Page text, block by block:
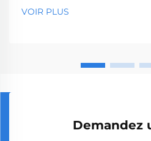
quincailleries aux sociétés de
VOIR PLUS
Demandez